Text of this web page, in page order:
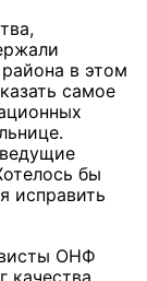
в этом
самое
бы
исправить
ОНФ